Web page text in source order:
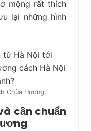
mộng rất thích
lại những hình
Chùa Hương
cần chuẩn